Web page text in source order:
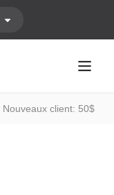
Nouveaux client: 50$